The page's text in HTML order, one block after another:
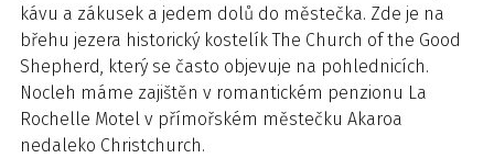
kávu a zákusek a jedem dolů do městečka. Zde je na
břehu jezera historický kostelík The Church of the Good
Shepherd, který se často objevuje na pohlednicích.
Nocleh máme zajištěn v romantickém penzionu La
Rochelle Motel v přímořském městečku Akaroa
nedaleko Christchurch.